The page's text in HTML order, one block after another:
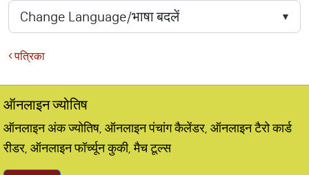
पत्रिका
ऑनलाइन ज्योतिष
ऑनलाइन अंक ज्योतिष, ऑनलाइन पंचांग कैलेंडर, ऑनलाइन टैरो कार्ड
रीडर, ऑनलाइन फॉर्च्यून कुकी, मैच टूल्स